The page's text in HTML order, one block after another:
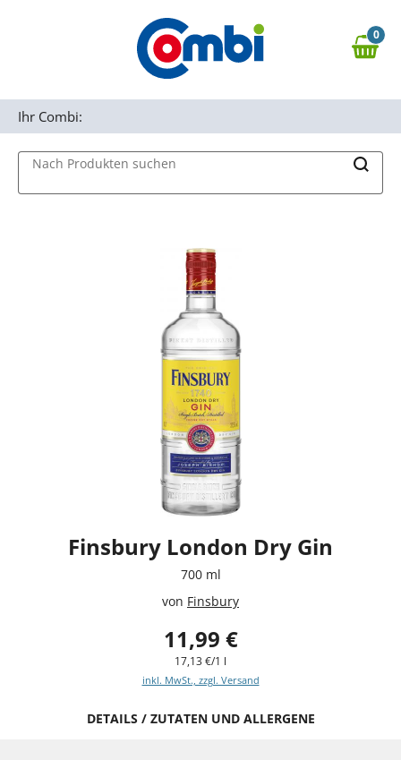
Zur Navigation springen
0,00 €
0
Nach Produkten suchen
Ihr Combi:
Finsbury London Dry Gin
700 ml
von Finsbury
11,99 €
17,13 €/1 l
inkl. MwSt., zzgl. Versand
DETAILS / ZUTATEN UND ALLERGENE